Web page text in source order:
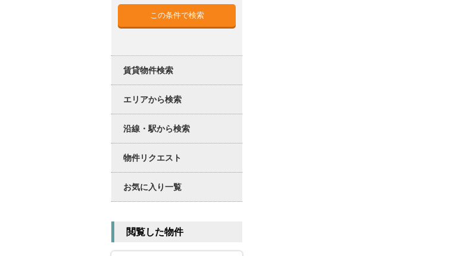
賃貸物件検索
エリアから検索
沿線・駅から検索
物件リクエスト
お気に入り一覧
閲覧した物件